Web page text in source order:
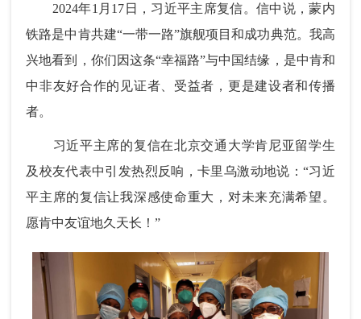
2024年1月17日，习近平主席复信。信中说，蒙内
铁路是中肯共建“一带一路”旗舰项目和成功典范。我高
兴地看到，你们因这条“幸福路”与中国结缘，是中肯和
中非友好合作的见证者、受益者，更是建设者和传播
者。
习近平主席的复信在北京交通大学肯尼亚留学生
及校友代表中引发热烈反响，卡里乌激动地说：“习近
平主席的复信让我深感使命重大，对未来充满希望。
愿肯中友谊地久天长！”